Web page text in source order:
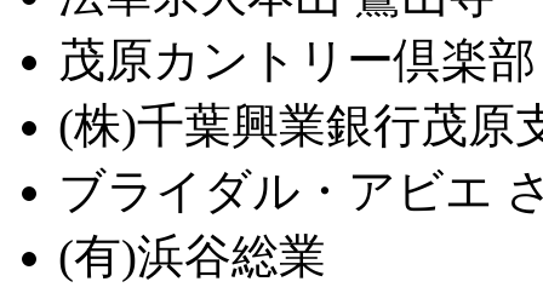
茂原カントリー倶楽部
(株)千葉興業銀行茂原
ブライダル・アビエ
(有)浜谷総業